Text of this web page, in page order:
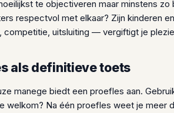
te objectiveren maar minstens
respectvol met elkaar? Zijn kinderen
uitsluiting — vergiftigt je
als definitieve toets
manege biedt een proefles aan.
welkom? Na één proefles weet je meer